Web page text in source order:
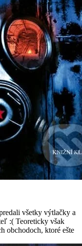
všetky výtlačky a
:( Teoreticky však
obchodoch, ktoré ešte